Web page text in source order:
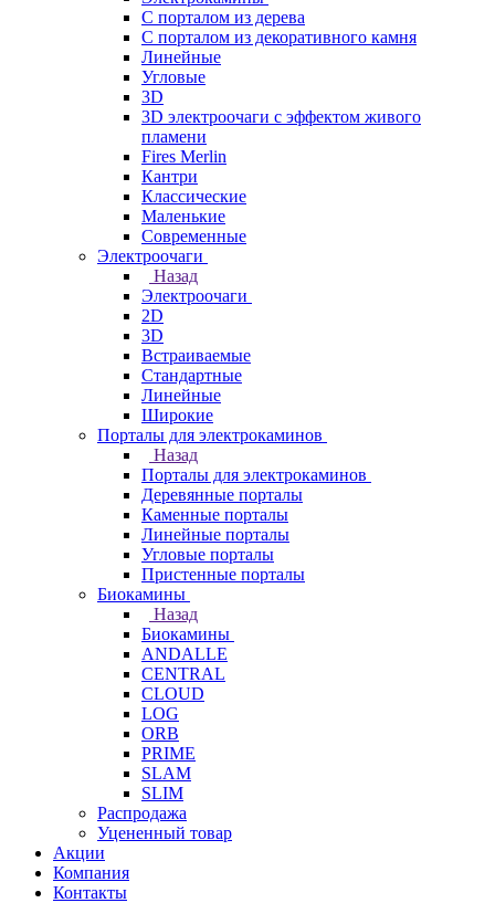
С порталом из дерева
С порталом из декоративного камня
Линейные
Угловые
3D
3D электроочаги с эффектом живого
пламени
Fires Merlin
Кантри
Классические
Маленькие
Современные
Электроочаги
Назад
Электроочаги
2D
3D
Встраиваемые
Стандартные
Линейные
Широкие
Порталы для электрокаминов
Назад
Порталы для электрокаминов
Деревянные порталы
Каменные порталы
Линейные порталы
Угловые порталы
Пристенные порталы
Биокамины
Назад
Биокамины
ANDALLE
CENTRAL
CLOUD
LOG
ORB
PRIME
SLAM
SLIM
Распродажа
Уцененный товар
Акции
Компания
Контакты